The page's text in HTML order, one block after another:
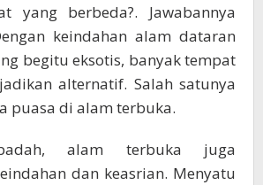
yang berbeda?. Jawabannya
keindahan alam dataran
begitu eksotis, banyak tempat
alternatif. Salah satunya
puasa di alam terbuka.
alam terbuka juga
dan keasrian. Menyatu